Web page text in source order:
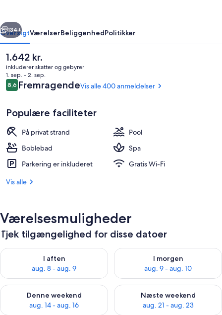
Udendørsområde
Næste
134+
OversigtVærelserBeliggenhedPolitikker
Den
nuværende
pris
er
1.642 kr.
1.642 kr.
inkluderer skatter og gebyrer
1. sep. - 2. sep.
Anmeldelser
8,68,6 ud af 10.
FremragendeVis alle 400 anmeldelser
Populære faciliteter
På privat strand
Pool
Boblebad
Spa
Parkering er inkluderet
Gratis Wi-Fi
Vis alle
Værelsesmuligheder
Tjek tilgængelighed for disse datoer
I aften
aug. 8 - aug. 9
Tjek tilgængelighed for i aften aug. 8 - aug. 9
I morgen
aug. 9 - aug. 10
Tjek tilgængelighed for i
Denne weekend
aug. 14 - aug. 16
Tjek tilgængelighed for denne weekend aug. 14 - aug. 16
Næste weekend
aug. 21 - aug. 23
Tjek tilgængelighed for næste